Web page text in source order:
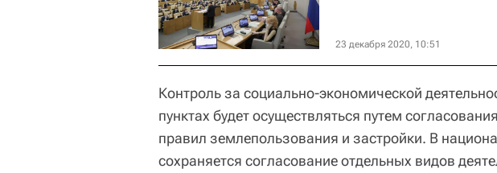
23 декабря 2020, 10:51
Контроль за социально-экономической
пунктах будет осуществляться путем
правил землепользования и застройки. В
сохраняется согласование отдельных видов